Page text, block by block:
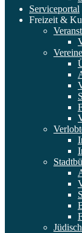
Serviceportal
Freizeit &